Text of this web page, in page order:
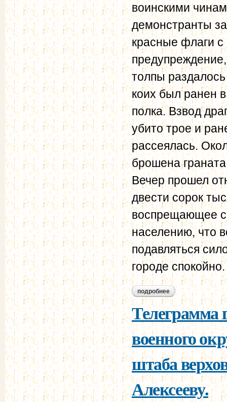
воинскими
демонстранты
красные флаги
толпы
коих был ранен в
полка. Взвод
убито трое и
рассеялась.
брошена
Вечер прошел
двести сорок
воспрещающее
населению, что
подавляться
городе
подробнее о телеграмма
Телеграмма
военного
штаба
Алексееву.